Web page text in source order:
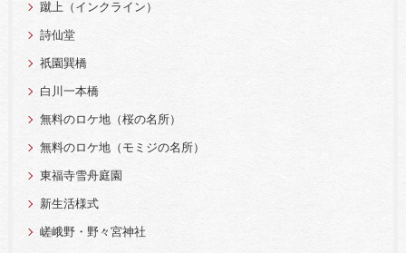
蹴上（インクライン）
詩仙堂
祇園巽橋
白川一本橋
無料のロケ地（桜の名所）
無料のロケ地（モミジの名所）
東福寺雪舟庭園
新生活様式
嵯峨野・野々宮神社